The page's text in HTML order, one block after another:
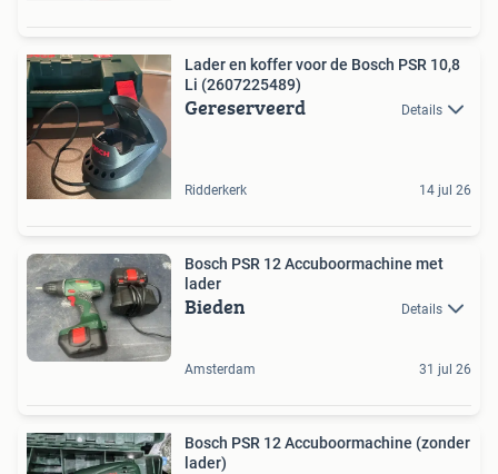
Lader en koffer voor de Bosch PSR 10,8
Li (2607225489)
Gereserveerd Details
Ridderkerk 14 jul 26
Bosch PSR 12 Accuboormachine met
lader
Bieden Details
Amsterdam 31 jul 26
Bosch PSR 12 Accuboormachine (zonder
lader)